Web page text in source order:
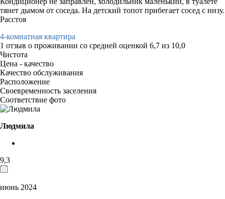
тянет дымом от соседа. На детский топот прибегает сосед с низу.
Расстоя
4-комнатная квартира
1 отзыв о проживании со средней оценкой 6,7 из 10,0
Чистота
Цена - качество
Качество обслуживания
Расположение
Своевременность заселения
Соответствие фото
Людмила
9,3
июнь 2024